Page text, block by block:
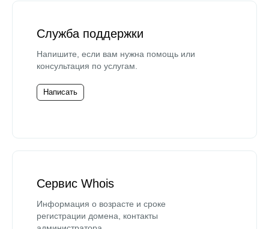
Служба поддержки
Напишите, если вам нужна помощь или
консультация по услугам.
Написать
Сервис Whois
Информация о возрасте и сроке
регистрации домена, контакты